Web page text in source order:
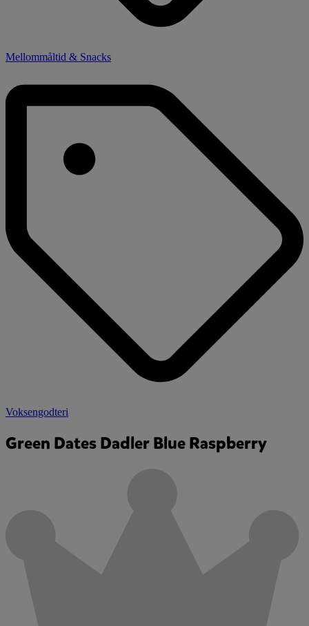
Mellommåltid & Snacks
Voksengodteri
Green Dates Dadler Blue Raspberry